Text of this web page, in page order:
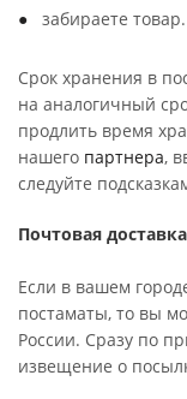
забираете товар.
Срок хранения в
на аналогичный
продлить время
нашего партнера,
следуйте
Почтовая доставка
Если в вашем
постаматы, то вы
России. Сразу по
извещение о